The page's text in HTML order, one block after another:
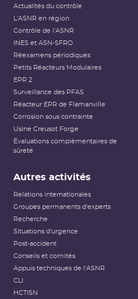
Actualités du contrôle
L'ASNR en région
Contrôle de l'ASNR
INES et ASN-SFRO
Réexamens périodiques
Petits Réacteurs Modulaires
EPR 2
Surveillance des PFAS
Réacteur EPR de Flamanville
Corrosion sous contrainte
Usine Creusot Forge
Évaluations complémentaires de
sûreté
Autres activités
Relations internationales
Groupes permanents d'experts
Recherche
Situations d'urgence
Post-accident
Conseils et comités
Appuis techniques de l'ASNR
CLI
HCTISN